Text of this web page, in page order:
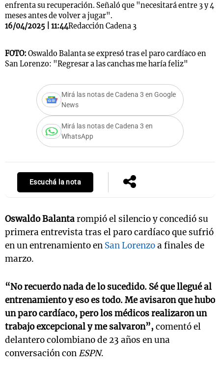
enfrenta su recuperación. Señaló que "necesitará entre 3 y 4
meses antes de volver a jugar".
16/04/2025 | 11:44Redacción Cadena 3
FOTO: Oswaldo Balanta se expresó tras el paro cardíaco en
San Lorenzo: "Regresar a las canchas me haría feliz"
Mirá las notas de Cadena 3 en Google
News
Mirá las notas de Cadena 3 en
WhatsApp
Escuchá la nota
Oswaldo Balantarompió el silencio y concedió su
primera entrevista tras el paro cardíaco que sufrió
en un entrenamiento en San Lorenzoa finales de
marzo.
“No recuerdo nada de lo sucedido. Sé que llegué al
entrenamiento y eso es todo. Me avisaron que hubo
un paro cardíaco, pero los médicos realizaron un
trabajo excepcional y me salvaron”, comentó el
delantero colombiano de 23 años en una
conversación con ESPN.
Notas